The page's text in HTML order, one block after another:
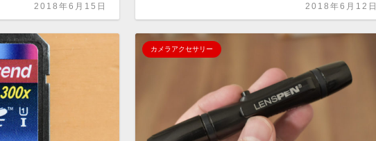
2018年6月15日 2018年6月12日
カメラアクセサリー